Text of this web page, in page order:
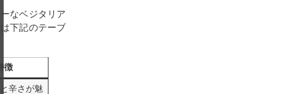
なベジタリア
下記のテーブ
特徴
と辛さが魅